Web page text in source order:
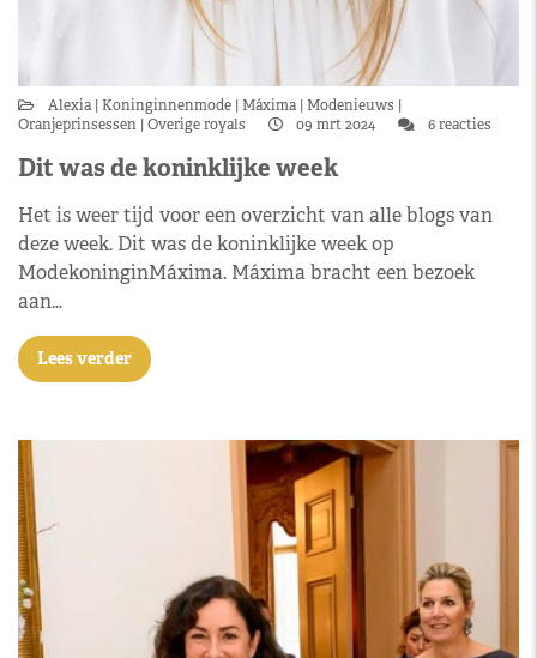
Alexia Koninginnenmode Máxima Modenieuws
Oranjeprinsessen Overige royals 09 mrt 2024 6 reacties
Dit was de koninklijke week
Het is weer tijd voor een overzicht van alle blogs van
deze week. Dit was de koninklijke week op
ModekoninginMáxima. Máxima bracht een bezoek
aan…
Lees verder